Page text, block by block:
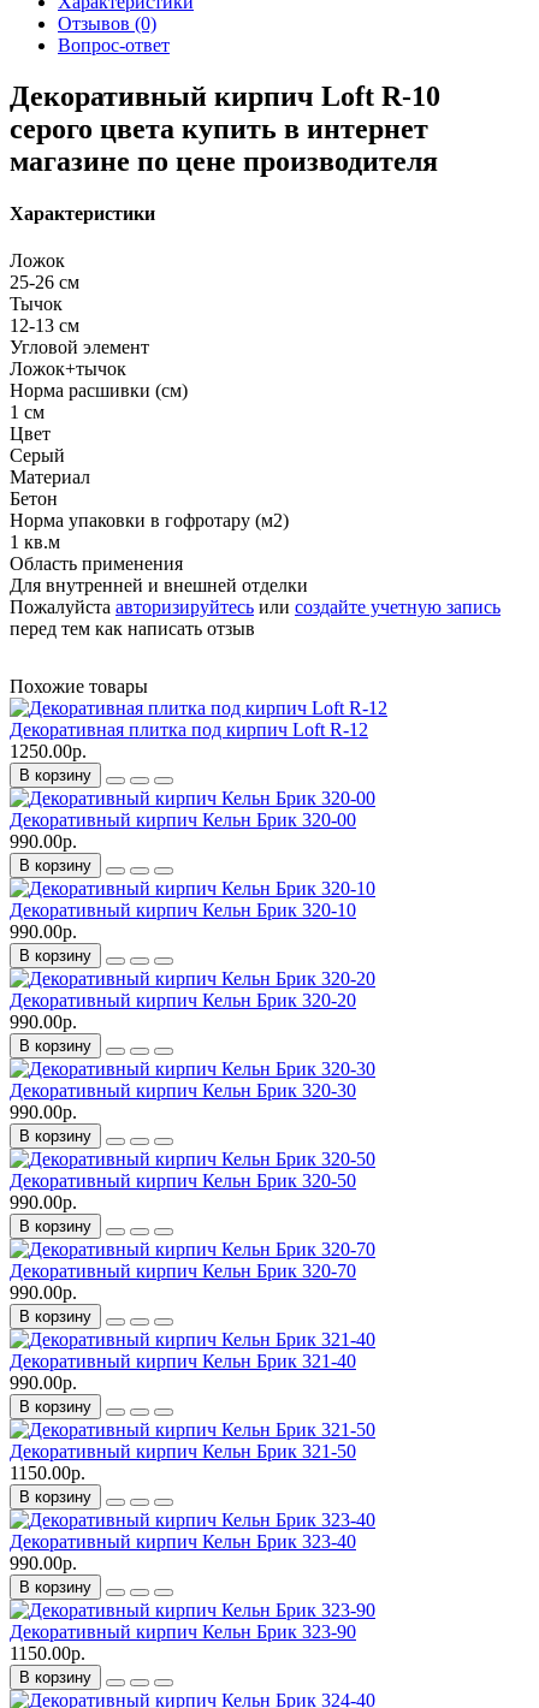
Отзывов (0)
Вопрос-ответ
Декоративный кирпич Loft R-10
серого цвета купить в интернет
магазине по цене производителя
Характеристики
Ложок
25-26 см
Тычок
12-13 см
Угловой элемент
Ложок+тычок
Норма расшивки (см)
1 см
Цвет
Серый
Материал
Бетон
Норма упаковки в гофротару (м2)
1 кв.м
Область применения
Для внутренней и внешней отделки
Пожалуйста авторизируйтесь или создайте учетную запись
перед тем как написать отзыв
Похожие товары
Декоративная плитка под кирпич Loft R-12
1250.00р.
В корзину
Декоративный кирпич Кельн Брик 320-00
990.00р.
В корзину
Декоративный кирпич Кельн Брик 320-10
990.00р.
В корзину
Декоративный кирпич Кельн Брик 320-20
990.00р.
В корзину
Декоративный кирпич Кельн Брик 320-30
990.00р.
В корзину
Декоративный кирпич Кельн Брик 320-50
990.00р.
В корзину
Декоративный кирпич Кельн Брик 320-70
990.00р.
В корзину
Декоративный кирпич Кельн Брик 321-40
990.00р.
В корзину
Декоративный кирпич Кельн Брик 321-50
1150.00р.
В корзину
Декоративный кирпич Кельн Брик 323-40
990.00р.
В корзину
Декоративный кирпич Кельн Брик 323-90
1150.00р.
В корзину